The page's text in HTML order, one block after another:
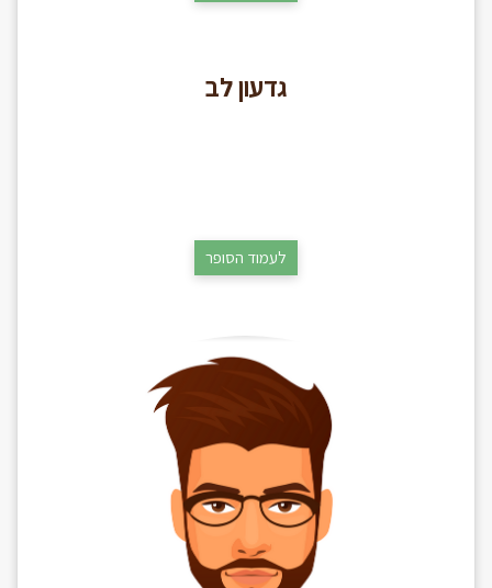
גדעון לב
לעמוד הסופר